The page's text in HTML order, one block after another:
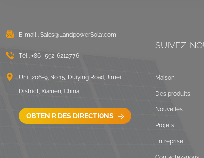
VOIR LES DÉTAILS
montage sur rails
longs pour toit ondulé
E-mail : Sales@LandpowerSolar.com
Tél : +86 -592-6212776
Unit 206-9, No 15, Duiying Road, Jimei
District, Xiamen, China
OBTENIR DES DIRECTIONS
SUIVEZ-
Maison
Des produits
Nouvelles
Projets
Entreprise